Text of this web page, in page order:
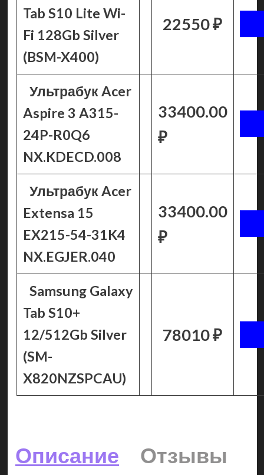
Tab S10 Lite Wi-
Fi 128Gb Silver
(BSM-X400)
22550 ₽
Ультрабук Acer
Aspire 3 A315-
24P-R0Q6
NX.KDECD.008
33400.00
₽
Ультрабук Acer
Extensa 15
EX215-54-31K4
NX.EGJER.040
33400.00
₽
Samsung Galaxy
Tab S10+
12/512Gb Silver
(SM-
X820NZSPCAU)
78010 ₽
Описание
Отзывы